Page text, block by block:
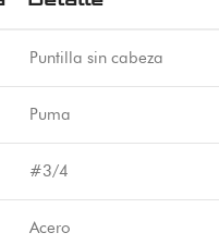
Puntilla sin cabeza
Puma
#3/4
Acero